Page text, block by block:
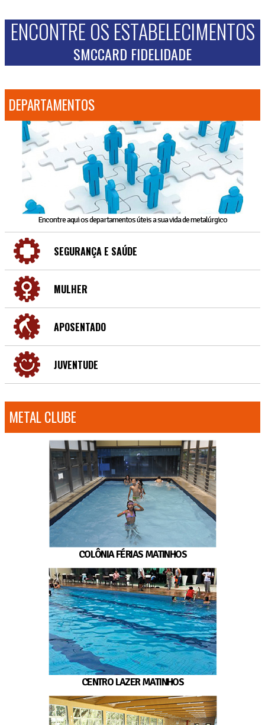
ENCONTRE OS ESTABELECIMENTOS
SMCCARD FIDELIDADE
DEPARTAMENTOS
Encontre aqui os departamentos úteis a sua vida de metalúrgico
SEGURANÇA E SAÚDE
MULHER
APOSENTADO
JUVENTUDE
METAL CLUBE
COLÔNIA FÉRIAS MATINHOS
CENTRO LAZER MATINHOS